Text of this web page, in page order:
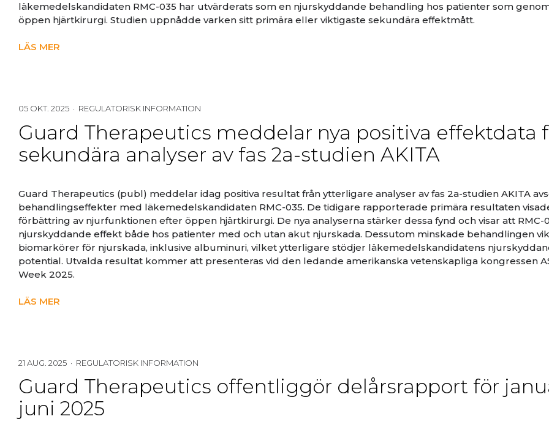
läkemedelskandidaten RMC-035 har utvärderats som en njurskyddande behandling hos patienter som
öppen hjärtkirurgi. Studien uppnådde varken sitt primära eller viktigaste sekundära effektmått.
LÄS MER
05 OKT. 2025 · REGULATORISK INFORMATION
Guard Therapeutics meddelar nya positiva effektdata
sekundära analyser av fas 2a-studien AKITA
Guard Therapeutics (publ) meddelar idag positiva resultat från ytterligare analyser av fas 2a-studien AKITA
behandlingseffekter med läkemedelskandidaten RMC-035. De tidigare rapporterade primära resultaten
förbättring av njurfunktionen efter öppen hjärtkirurgi. De nya analyserna stärker dessa fynd och visar att RMC-
njurskyddande effekt både hos patienter med och utan akut njurskada. Dessutom minskade behandlingen
biomarkörer för njurskada, inklusive albuminuri, vilket ytterligare stödjer läkemedelskandidatens
potential. Utvalda resultat kommer att presenteras vid den ledande amerikanska vetenskapliga kongressen
Week 2025.
LÄS MER
21 AUG. 2025 · REGULATORISK INFORMATION
Guard Therapeutics offentliggör delårsrapport för
juni 2025